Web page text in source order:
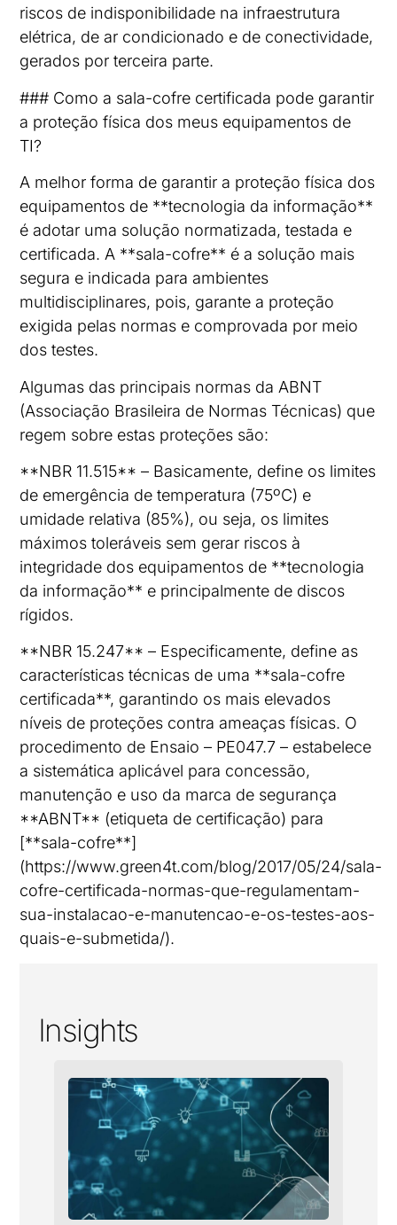
riscos de indisponibilidade na infraestrutura
elétrica, de ar condicionado e de conectividade,
gerados por terceira parte.
### Como a sala-cofre certificada pode garantir
a proteção física dos meus equipamentos de
TI?
A melhor forma de garantir a proteção física dos
equipamentos de **tecnologia da informação**
é adotar uma solução normatizada, testada e
certificada. A **sala-cofre** é a solução mais
segura e indicada para ambientes
multidisciplinares, pois, garante a proteção
exigida pelas normas e comprovada por meio
dos testes.
Algumas das principais normas da ABNT
(Associação Brasileira de Normas Técnicas) que
regem sobre estas proteções são:
**NBR 11.515** – Basicamente, define os limites
de emergência de temperatura (75ºC) e
umidade relativa (85%), ou seja, os limites
máximos toleráveis sem gerar riscos à
integridade dos equipamentos de **tecnologia
da informação** e principalmente de discos
rígidos.
**NBR 15.247** – Especificamente, define as
características técnicas de uma **sala-cofre
certificada**, garantindo os mais elevados
níveis de proteções contra ameaças físicas. O
procedimento de Ensaio – PE047.7 – estabelece
a sistemática aplicável para concessão,
manutenção e uso da marca de segurança
**ABNT** (etiqueta de certificação) para
[**sala-cofre**]
(https://www.green4t.com/blog/2017/05/24/sala-
cofre-certificada-normas-que-regulamentam-
sua-instalacao-e-manutencao-e-os-testes-aos-
quais-e-submetida/).
Insights